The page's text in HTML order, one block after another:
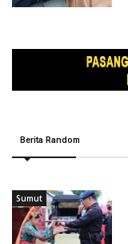
Berita Random
Sumut